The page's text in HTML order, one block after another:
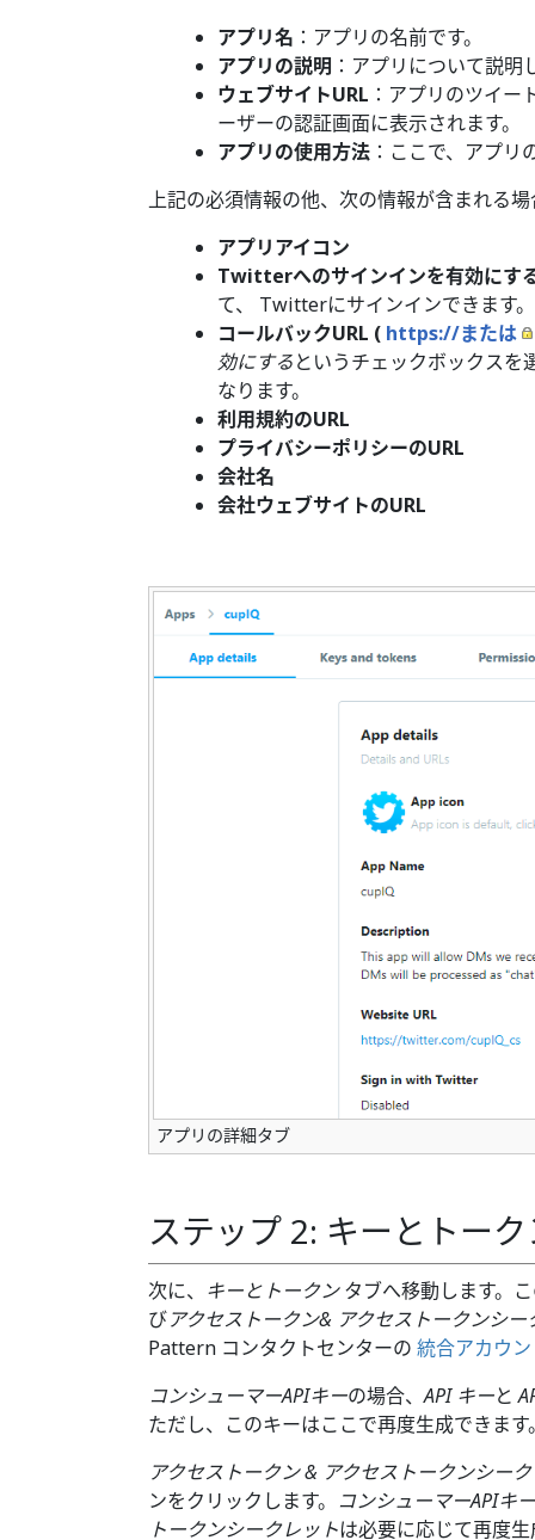
アプリ名 ：アプリの名前です。
アプリの説明 ：アプリについて説明
ウェブサイトURL ：アプリのツイー
ーザーの認証画面に表示されます。
アプリの使用方法：ここで、アプリ
上記の必須情報の他、次の情報が含まれる
アプリアイコン
Twitterへのサインインを有効にす
て、 Twitterにサインインできます。
コールバックURL ( https://または
効にするというチェックボックスを
なります。
利用規約のURL
プライバシーポリシーのURL
会社名
会社ウェブサイトのURL
アプリの詳細タブ
ステップ 2: キーとトー
次に、 キーとトークンタブへ移動します。
びアクセストークン& アクセストークンシー
Pattern コンタクトセンターの 統合アカウ
コンシューマーAPIキーの場合、API キーと
ただし、このキーはここで再度生成できます
アクセストークン & アクセストークンシー
ンをクリックします。 コンシューマーAPIキー
トークンシークレットは必要に応じて再度